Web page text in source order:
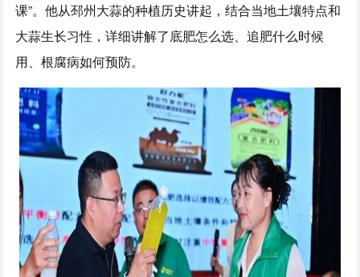
课”。他从邳州大蒜的种植历史讲起，结合当地土壤特点和
大蒜生长习性，详细讲解了底肥怎么选、追肥什么时候
用、根腐病如何预防。